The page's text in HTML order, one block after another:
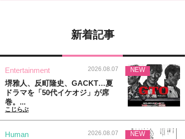
新着記事
Entertainment 2026.08.07
堺雅人、反町隆史、GACKT…夏
ドラマを「50代イケオジ」が席
巻。...
こじらぶ
NEW
Human 2026.08.07 NEW